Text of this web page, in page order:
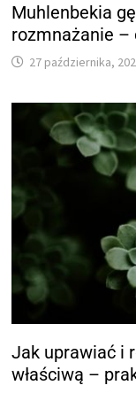
Muhlenbekia
rozmnażanie –
27 października,
Jak uprawiać i
właściwą –